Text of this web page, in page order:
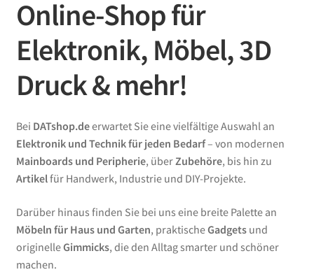
Online-Shop für
Elektronik, Möbel, 3D
Druck & mehr!
Bei DATshop.deerwartet Sie eine vielfältige Auswahl an
Elektronik und Technik für jeden Bedarf– von modernen
Mainboards und Peripherie, überZubehöre, bis hin zu
Artikelfür Handwerk, Industrie und DIY-Projekte.
Darüber hinaus finden Sie bei uns eine breite Palette an
Möbeln für Haus und Garten, praktischeGadgetsund
originelleGimmicks, die den Alltag smarter und schöner
machen.